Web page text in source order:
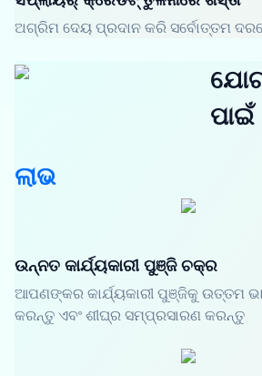
ଅଗ୍ରିମ ଦେୟ ପ୍ରଦାନ କରି ସର୍ବୋତ୍ତମ
ପାଇଁ
ଲାଭ
ଉନ୍ନତ କାର୍ଯ୍ୟକାରୀ ପୁଞ୍ଜି ଚକ୍ର
ଆପଣଙ୍କର କାର୍ଯ୍ୟକାରୀ ପୁଞ୍ଜିକୁ ଉତ୍ତମ
କରନ୍ତୁ ଏବଂ ଶୀଘ୍ର ସମ୍ପ୍ରସାରଣ କରନ୍ତୁ